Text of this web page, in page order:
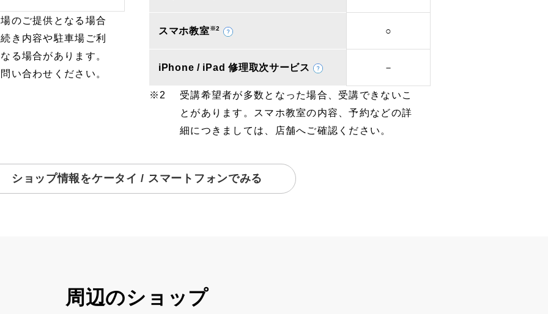
のご提供となる場合
き内容や駐車場ご利
る場合があります。
い合わせください。
スマホ教室※2 ○
iPhone / iPad 修理取次サービス －
受講希望者が多数となった場合、受講できないこ
とがあります。スマホ教室の内容、予約などの詳
細につきましては、店舗へご確認ください。
ショップ情報をケータイ / スマートフォンでみる
周辺のショップ